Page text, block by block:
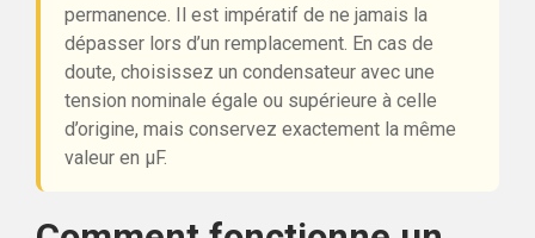
permanence. Il est impératif de ne jamais la
dépasser lors d’un remplacement. En cas de
doute, choisissez un condensateur avec une
tension nominale égale ou supérieure à celle
d’origine, mais conservez exactement la même
valeur en µF.